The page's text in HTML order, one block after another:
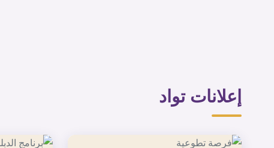
إعلانات تواد